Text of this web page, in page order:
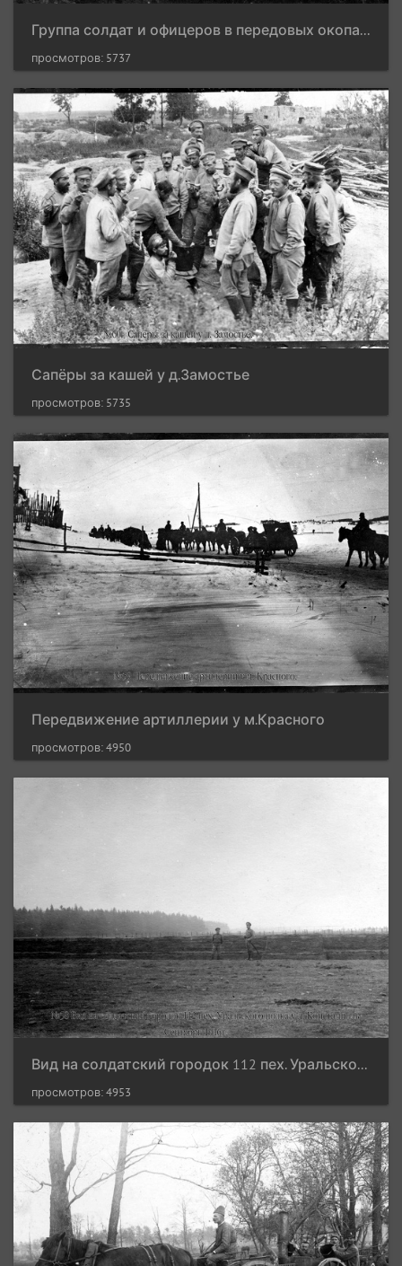
Группа солдат и офицеров в передовых окопах у г.Сморгони. Апрель 1917 г.
просмотров: 5737
Сапёры за кашей у д.Замостье
просмотров: 5735
Передвижение артиллерии у м.Красного
просмотров: 4950
Вид на солдатский городок 112 пех. Уральского полка у д.Констамполь. Сентябрь 1916 г.
просмотров: 4953